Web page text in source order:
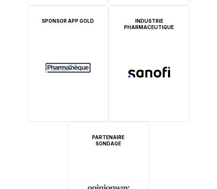
SPONSOR APP GOLD
INDUSTRIE
PHARMACEUTIQUE
PARTENAIRE
SONDAGE